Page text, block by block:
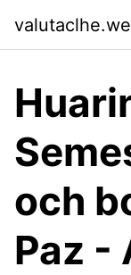
och
Paz -